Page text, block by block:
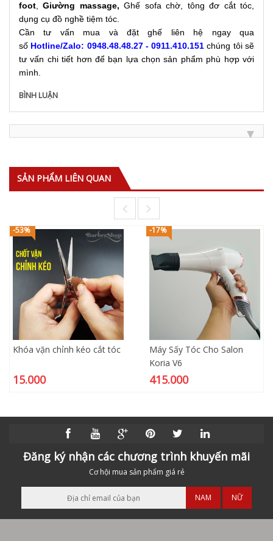
foot ,Giường massage, Ghế sofa chờ, tông đơ cắt tóc,
dụng cụ đồ nghề tiệm tóc.
Cần tư vấn mua và đặt ghế liên hệ ngay qua
số Hotline/Zalo: 0948.48.48.27 - 0911.410.151 chúng tôi sẽ
tư vấn chi tiết hơn để bạn lựa chọn sản phẩm phù hợp với
mình.
BÌNH LUẬN
SẢN PHẨM LIÊN QUAN
-53%
Khóa vặn chỉnh kéo cắt tóc
15.000
-17%
Máy Sấy Tóc Cho Salon
Koria V6
415.000
Đăng ký nhận các chương trình khuyến mãi
Cơ hội mua sản phẩm giá rẻ
NAM NỮ